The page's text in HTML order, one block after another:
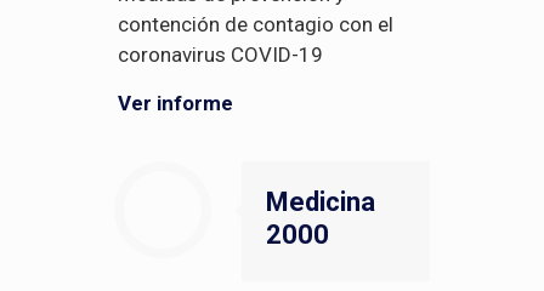
contención de contagio con el
coronavirus COVID-19
Ver informe
Medicina
2000